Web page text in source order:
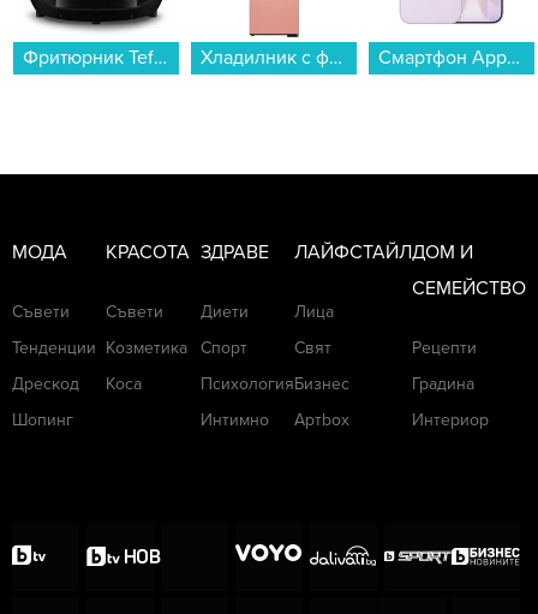
Хладилник с фризер LG GBG719MDNN*** , 352 l, D , No Frost... Смартфон Apple iPhone 17 512GB Lavender mg6u4 , 512 GB, 8 GB... Бойлер Елдом WHF08046FR 80L 3 KW , 3 , 77 , C , Хоризонтален...
МОДА
Съвети
Тенденции
Дрескод
Шопинг
КРАСОТА
Съвети
Козметика
Коса
ЗДРАВЕ
Диети
Спорт
Психология
Интимно
ЛАЙФСТАЙЛ
Лица
Свят
Бизнес
Артbox
ДОМ И
СЕМЕЙСТВО
Рецепти
Градина
Интериор